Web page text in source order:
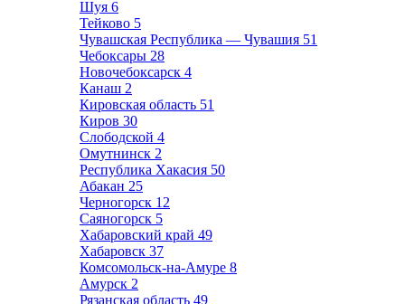
Шуя 6
Тейково 5
Чувашская Республика — Чувашия 51
Чебоксары 28
Новочебоксарск 4
Канаш 2
Кировская область 51
Киров 30
Слободской 4
Омутнинск 2
Республика Хакасия 50
Абакан 25
Черногорск 12
Саяногорск 5
Хабаровский край 49
Хабаровск 37
Комсомольск-на-Амуре 8
Амурск 2
Рязанская область 49